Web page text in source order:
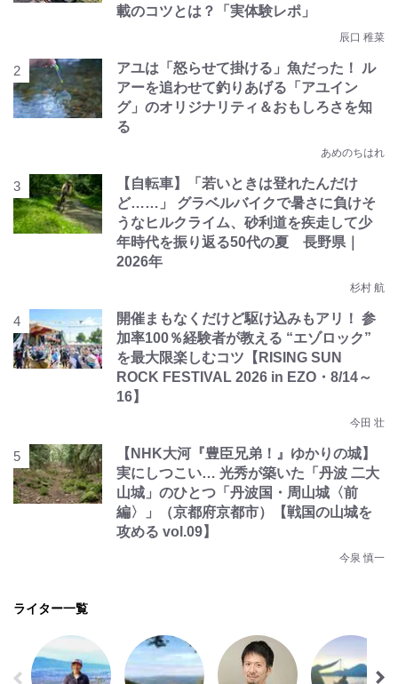
載のコツとは？「実体験レポ」
辰口 稚菜
アユは「怒らせて掛ける」魚だった！ ル
アーを追わせて釣りあげる「アユイン
グ」のオリジナリティ＆おもしろさを知
る
あめのちはれ
【自転車】「若いときは登れたんだけ
ど……」 グラベルバイクで暑さに負けそ
うなヒルクライム、砂利道を疾走して少
年時代を振り返る50代の夏 長野県｜
2026年
杉村 航
開催まもなくだけど駆け込みもアリ！ 参
加率100％経験者が教える “エゾロック”
を最大限楽しむコツ【RISING SUN
ROCK FESTIVAL 2026 in EZO・8/14～
16】
今田 壮
【NHK大河『豊臣兄弟！』ゆかりの城】
実にしつこい… 光秀が築いた「丹波 二大
山城」のひとつ「丹波国・周山城〈前
編〉」（京都府京都市）【戦国の山城を
攻める vol.09】
今泉 慎一
ライター一覧